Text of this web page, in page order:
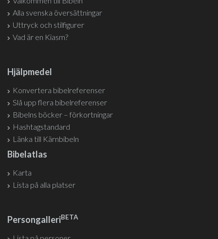
Alla svenska översättningar
Uttryck och stilfigurer
Vad är en Kiasm?
Hjälpmedel
Konvertera bibelreferenser
Slå upp flera bibelreferenser
Bibelns böcker – förkortningar
Hashtagstandard
Länka till Kärnbibeln
Bibelatlas
Karta
Lista på alla platser
PersongalleriBETA